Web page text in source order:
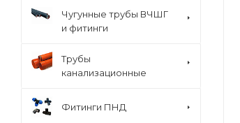
Чугунные трубы ВЧШГ
и фитинги
Трубы
канализационные
Фитинги ПНД